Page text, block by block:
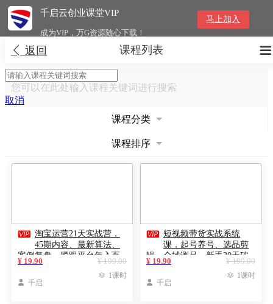
千启云创业课堂VIP
成为VIP，万G资源随心下载！
马上加入
 返回 
课程列表
您可以在此处输入课程关键词进行搜索
取消
课程分类
课程排序
 淘宝运营21天实战营，
45期内容、最新算法、
案例复盘，紧跟平台年入百
万
¥ 199.00
¥ 19.90
 千启
 1课时
 短视频带货实战系统
课，起号养号、选品剪
辑、全域测品，新手30天破
局月佣金50000+
¥ 199.00
¥ 19.90
 千启
 1课时